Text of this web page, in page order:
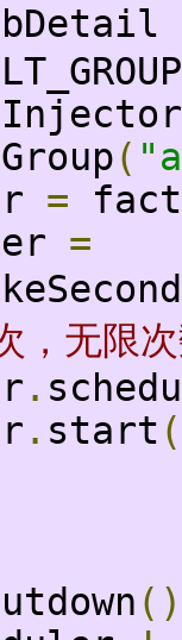
(
=
=
，无限
.
. start
()